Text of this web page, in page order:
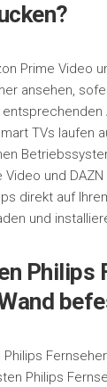
Prime Video
ansehen,
TVs laufen
Video und
direkt auf
und
Philips
Philips